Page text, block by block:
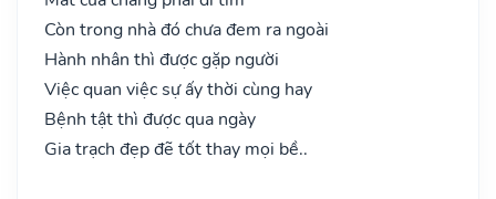
Còn trong nhà đó chưa đem ra ngoài
Hành nhân thì được gặp người
Việc quan việc sự ấy thời cùng hay
Bệnh tật thì được qua ngày
Gia trạch đẹp đẽ tốt thay mọi bề..